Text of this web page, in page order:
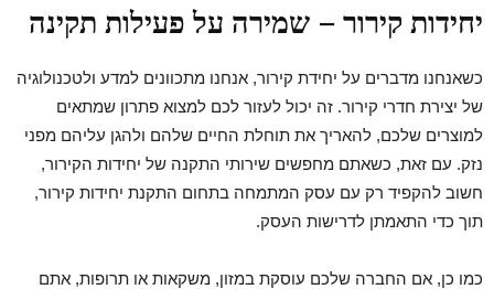
יחידות קירור – שמירה על פעילות תקינה
כשאנחנו מדברים על יחידת קירור, אנחנו מתכוונים למדע ולטכנולוגיה
של יצירת חדרי קירור. זה יכול לעזור לכם למצוא פתרון שמתאים
למוצרים שלכם, להאריך את תוחלת החיים שלהם ולהגן עליהם מפני
נזק. עם זאת, כשאתם מחפשים שירותי התקנה של יחידות הקירור,
חשוב להקפיד רק עם עסק המתמחה בתחום התקנת יחידות קירור,
תוך כדי התאמתן לדרישות העסק.
כמו כן, אם החברה שלכם עוסקת במזון, משקאות או תרופות, אתם